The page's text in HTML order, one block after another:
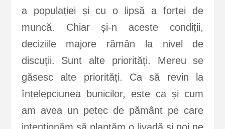
a populației și cu o lipsă a forței de
muncă. Chiar și-n aceste condiții,
deciziile majore rămân la nivel de
discuții. Sunt alte priorități. Mereu se
găsesc alte priorități. Ca să revin la
înțelepciunea bunicilor, este ca și cum
am avea un petec de pământ pe care